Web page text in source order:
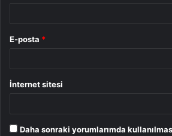
E-posta *
İnternet sitesi
Daha sonraki yorumlarımda